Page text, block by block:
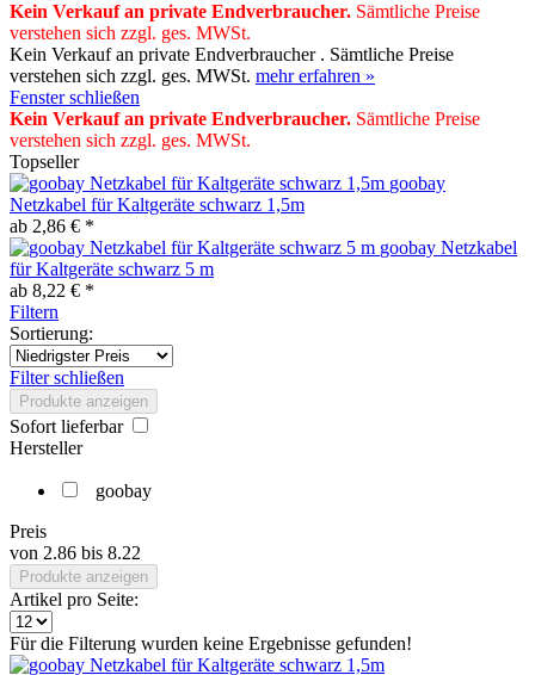
Kein Verkauf an private Endverbraucher. Sämtliche Preise
verstehen sich zzgl. ges. MWSt.
Kein Verkauf an private Endverbraucher . Sämtliche Preise
verstehen sich zzgl. ges. MWSt. mehr erfahren »
Fenster schließen
Kein Verkauf an private Endverbraucher. Sämtliche Preise
verstehen sich zzgl. ges. MWSt.
Topseller
goobay
Netzkabel für Kaltgeräte schwarz 1,5m
ab 2,86 € *
goobay Netzkabel
für Kaltgeräte schwarz 5 m
ab 8,22 € *
Filtern
Sortierung:
Filter schließen
Produkte anzeigen
Sofort lieferbar
Hersteller
goobay
Preis
von 2.86 bis 8.22
Produkte anzeigen
Artikel pro Seite:
Für die Filterung wurden keine Ergebnisse gefunden!